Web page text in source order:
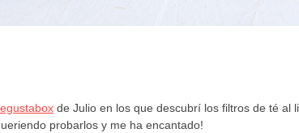
de Julio en los que descubrí los filtros de té al
probarlos y me ha encantado!